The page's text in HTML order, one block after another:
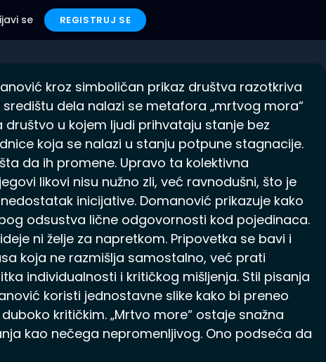
se REGISTRUJ SE
kroz simboličan prikaz društva razotkriva
dela nalazi se metafora „mrtvog mora“
u kojem ljudi prihvataju stanje bez
koja se nalazi u stanju potpune stagnacije.
da ih promene. Upravo ta kolektivna
likovi nisu nužno zli, već ravnodušni, što je
inicijative. Domanović prikazuje kako
odsustva lične odgovornosti kod pojedinaca.
ni želje za napretkom. Pripovetka se bavi i
koja ne razmišlja samostalno, već prati
individualnosti i kritičkog mišljenja. Stil pisanja
koristi jednostavne slike kako bi preneo
kritičkim. „Mrtvo more“ ostaje snažna
kao nečega nepromenljivog. Ono podseća da